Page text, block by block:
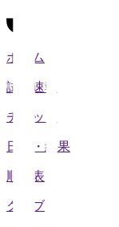
ホーム
試合速報
チケット
日程・結果
順位表
クラブ